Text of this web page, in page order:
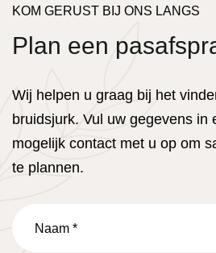
KOM GERUST BIJ ONS LANGS
Plan een
Wij helpen u graag bij het
bruidsjurk. Vul uw gegevens in
mogelijk contact met u op om
te plannen.